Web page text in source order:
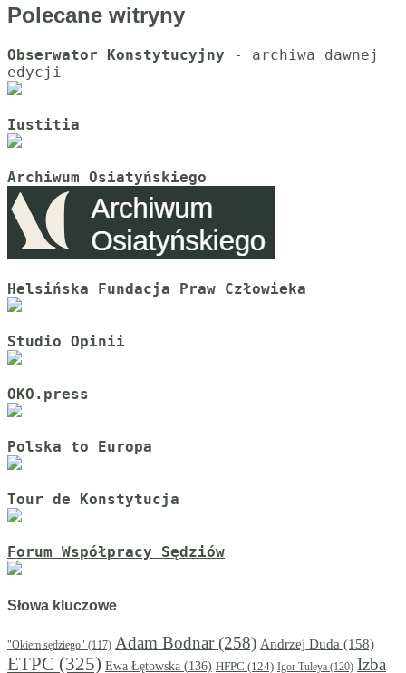
Polecane witryny
Obserwator Konstytucyjny - archiwa dawnej
Iustitia
Archiwum Osiatyńskiego
Helsińska Fundacja Praw Człowieka
Studio Opinii
OKO.press
Polska to Europa
Tour de Konstytucja
Forum Współpracy Sędziów
Słowa kluczowe
"Okiem sędziego" (117) Adam Bodnar(258) Andrzej Duda (158)
ETPC (325) Ewa Łętowska (136) HFPC (124) Igor Tuleya (120) Izba